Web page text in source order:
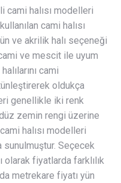
cami halısı modelleri
cami halısı
ve akrilik halı seçeneği
ve mescit ile uyum
cami
oldukça
genellikle iki renk
zemin rengi üzerine
halısı modelleri
sunulmuştur. Seçecek
olarak fiyatlarda farklılık
metrekare fiyatı yün